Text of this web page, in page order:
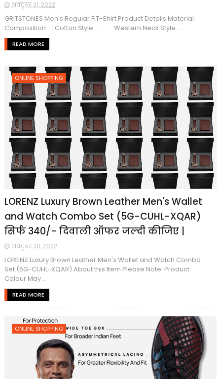
अक्टूबर 21, 2022
GRITSTONES Men's Regular FiT-Shirt Product Details Material
Composition : Cotton Style : Western Neck Style ...
READ MORE
ONLINE SHOPPING
LORENZ Luxury Brown Leather Men's Wallet
and Watch Combo Set (5G-CUHL-XQAR)
सिर्फ ₹340/- दिवाली ऑफर जल्दी कीजिए |
अक्टूबर 20, 2022
LORENZ Luxury Brown Leather Men's Wallet and Watch Combo
Set (5G-CUHL-XQAR) About this Item Please Note: Product
Colour May ...
READ MORE
ONLINE SHOPPING